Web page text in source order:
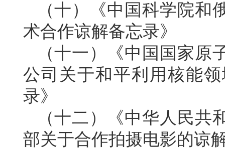
（十）《中国科学院
术合作谅解备忘录》
（十一）《中国国家
公司关于和平利用核能
录》
（十二）《中华人民
部关于合作拍摄电影的谅